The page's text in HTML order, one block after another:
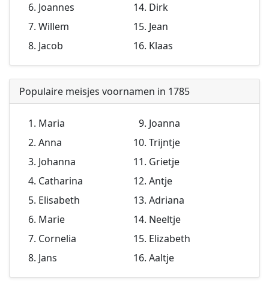
Joannes
Willem
Jacob
Dirk
Jean
Klaas
Populaire meisjes voornamen in 1785
Maria
Anna
Johanna
Catharina
Elisabeth
Marie
Cornelia
Jans
Joanna
Trijntje
Grietje
Antje
Adriana
Neeltje
Elizabeth
Aaltje